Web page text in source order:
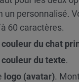
un personnalisé.
60 caractères.
couleur du chat
couleur du texte.
logo (avatar).